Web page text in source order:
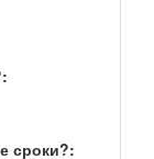
сроки?: